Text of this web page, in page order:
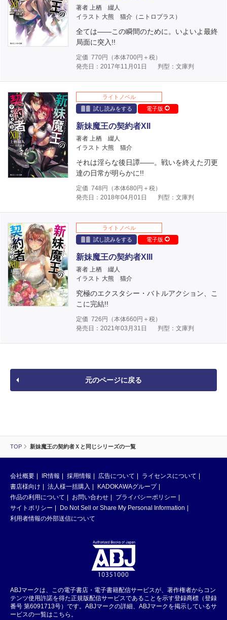
TOP 新妹魔王の契約者Ｘと同じシリーズの一覧
著者 上栖 綴人
イラスト 大熊 猫介（ニトロプラス）
全ては――この瞬間のために。いよいよ最終
局面に突入!!
定価 770円（本体700円＋税）
発売日：2017年11月01日
判型：文庫判
ライトノベル
試し読みをする
電子版
新妹魔王の契約者XII
著者 上栖 綴人
イラスト 大熊 猫介
それは淫らな後日譚――。戦いを終えた刃更
達の日常が明らかに!!
定価 748 円（本体680円＋税）
発売日：2018年04月01日
判型：文庫判
ライトノベル
試し読みをする
電子版
新妹魔王の契約者XIII
著者 上栖 綴人
イラスト 大熊 猫介
究極のエクスタシー・バトルアクション、こ
こに完結!!
定価 726 円（本体660円＋税）
発売日：2021年03月31日
判型：文庫判
元のページに戻る
会社概要 IR情報 採用情報 広告について
ライセンスについて
書店様向け
法人様一括購入
KADOKAWAグループ
作品の利用について
お問い合わせ
プライバシーポリシー
サイトポリシー
Do Not Sell or Share My Personal Information
利用者情報の外部送信について
ABJマークは、この電子書店・電子書籍配信サービスが、著作権者からコン
テンツ使用許諾を得た正規版配信サービスであることを示す登録商標（登録
番号 第6091713号）です。ABJマークの詳細、ABJマークを掲示しているサ
ービスの一覧はこちら。